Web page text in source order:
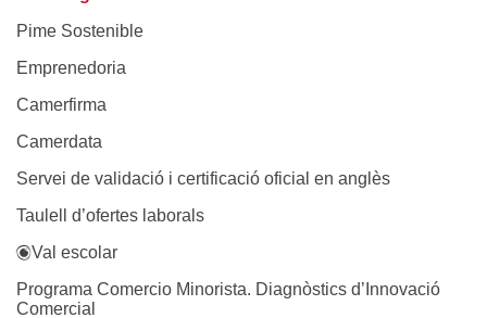
Pime Sostenible
Emprenedoria
Camerfirma
Camerdata
Servei de validació i certificació oficial en anglès
Taulell d’ofertes laborals
Val escolar
Programa Comercio Minorista. Diagnòstics d’Innovació
Comercial